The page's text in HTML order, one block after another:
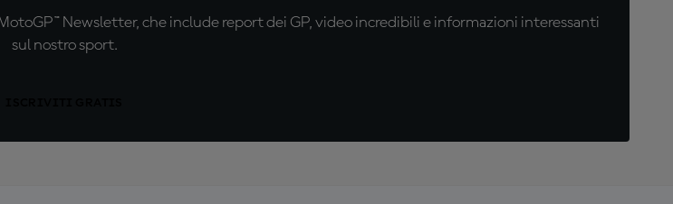
Newsletter, che include report dei GP, video incredibili e informazioni interessanti
sul nostro sport.